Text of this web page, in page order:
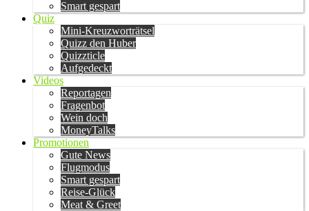
Smart gespart
Quiz
Mini-Kreuzworträtsel
Quizz den Huber
Quizzticle
Aufgedeckt
Videos
Reportagen
Fragenbot
Wein doch
MoneyTalks
Promotionen
Gute News
Flugmodus
Smart gespart
Reise-Glück
Meat & Greet